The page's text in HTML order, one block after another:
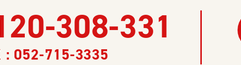
308-331
: 052-715-3335